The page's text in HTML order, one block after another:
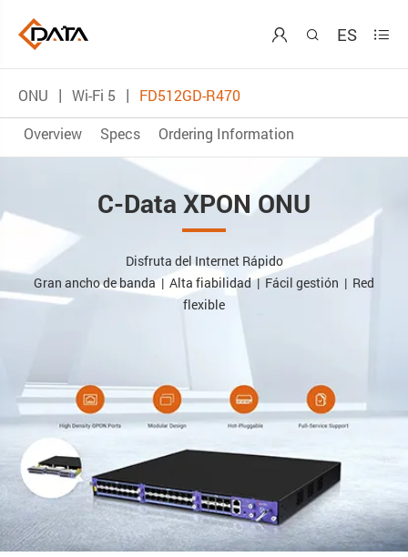
  ES 
ONU Wi-Fi 5
FD512GD-R470
Overview
Specs Ordering Information
C-Data XPON ONU
Disfruta del Internet Rápido
Gran ancho de banda | Alta fiabilidad | Fácil gestión | Red
flexible